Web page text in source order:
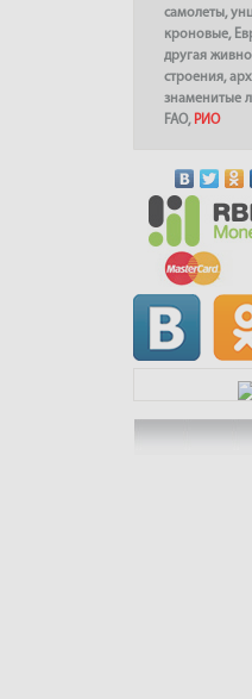
самолеты,
кроновые,
другая
строения,
знаменитые
FAO, РИО